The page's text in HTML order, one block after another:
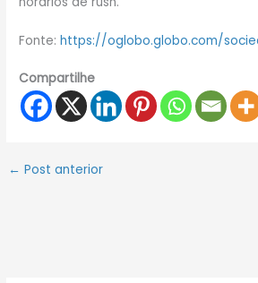
Fonte:https://oglobo.globo.com/
Compartilhe
← Post anterior